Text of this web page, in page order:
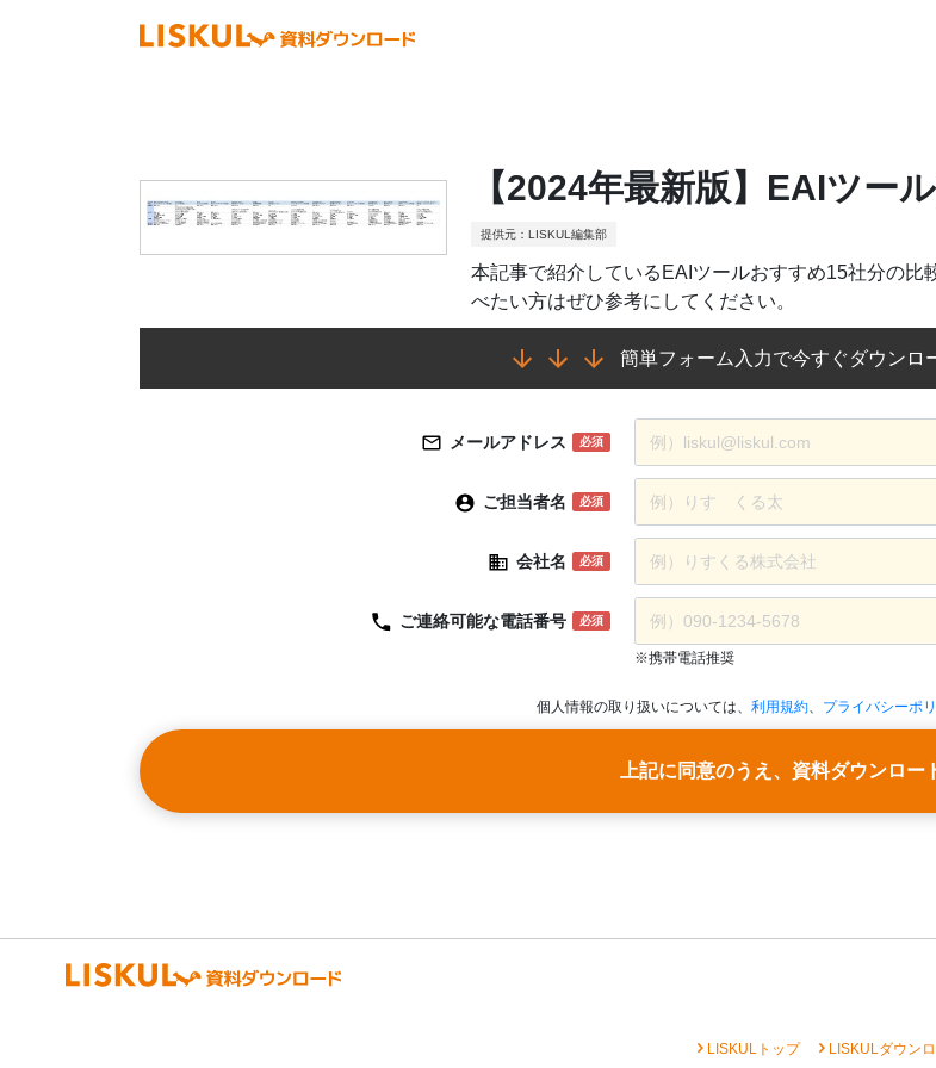
【2024年最新版】EAIツー
提供元：LISKUL編集部
本記事で紹介しているEAIツールおすすめ15社分の
べたい方はぜひ参考にしてください。
簡単フォーム入力で今すぐダウンロ
メールアドレス 必須
ご担当者名 必須
会社名 必須
ご連絡可能な電話番号 必須
※携帯電話推奨
個人情報の取り扱いについては、 利用規約、 プライバシーポ
上記に同意のうえ、資料ダウンロー
chevron_rightLISKULトップ chevron_rightLISKULダウン